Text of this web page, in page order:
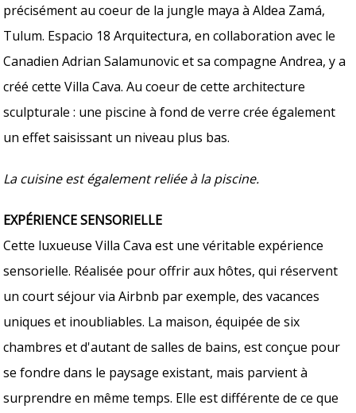
précisément au coeur de la jungle maya à Aldea Zamá,
Tulum. Espacio 18 Arquitectura, en collaboration avec le
Canadien Adrian Salamunovic et sa compagne Andrea, y a
créé cette Villa Cava. Au coeur de cette architecture
sculpturale : une piscine à fond de verre crée également
un effet saisissant un niveau plus bas.
La cuisine est également reliée à la piscine.
EXPÉRIENCE SENSORIELLE
Cette luxueuse Villa Cava est une véritable expérience
sensorielle. Réalisée pour offrir aux hôtes, qui réservent
un court séjour via Airbnb par exemple, des vacances
uniques et inoubliables. La maison, équipée de six
chambres et d'autant de salles de bains, est conçue pour
se fondre dans le paysage existant, mais parvient à
surprendre en même temps. Elle est différente de ce que